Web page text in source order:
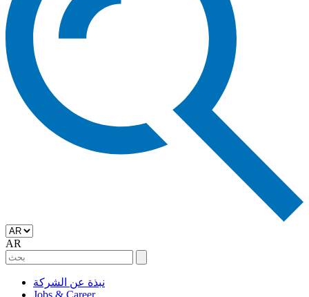
AR
نبذة عن الشركة
Jobs & Career